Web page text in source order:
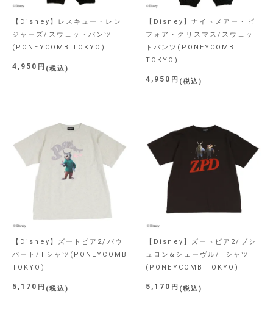
【Disney】レスキュー・レン
ジャーズ/スウェットパンツ
(PONEYCOMB TOKYO)
4,950 税込
【Disney】ナイトメアー・ビ
フォア・クリスマス/スウェッ
トパンツ(PONEYCOMB
TOKYO)
4,950 税込
【Disney】ズートピア2/パウ
バート/Tシャツ(PONEYCOMB
TOKYO)
5,170 税込
【Disney】ズートピア2/ブシ
ュロン&シェーヴル/Tシャツ
(PONEYCOMB TOKYO)
5,170 税込